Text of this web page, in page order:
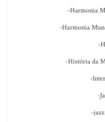
-Harmonia
-Harmonia
-
-História da
-
-
-